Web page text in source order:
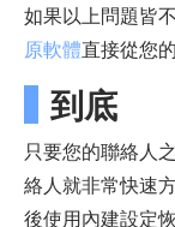
如果以上問題皆
原軟體直接從您
到底
只要您的聯絡人
絡人就非常快速
後使用內建設定